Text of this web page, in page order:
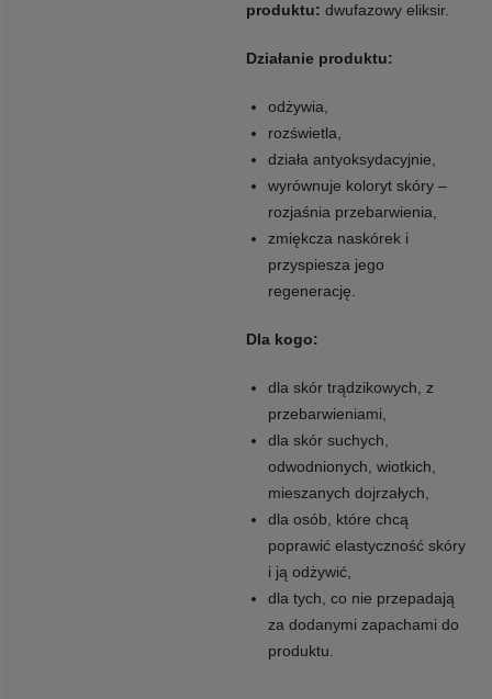
produktu: dwufazowy eliksir.
Działanie produktu:
odżywia,
rozświetla,
działa antyoksydacyjnie,
wyrównuje koloryt skóry –
rozjaśnia przebarwienia,
zmiękcza naskórek i
przyspiesza jego
regenerację.
Dla kogo:
dla skór trądzikowych, z
przebarwieniami,
dla skór suchych,
odwodnionych, wiotkich,
mieszanych dojrzałych,
dla osób, które chcą
poprawić elastyczność skóry
i ją odżywić,
dla tych, co nie przepadają
za dodanymi zapachami do
produktu.